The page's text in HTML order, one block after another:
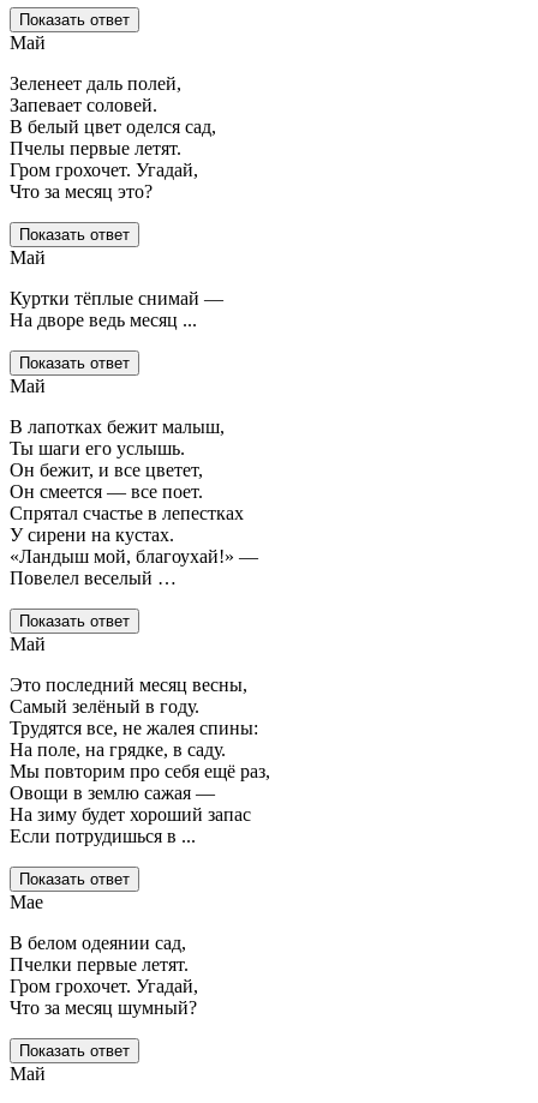
Показать ответ
Май
Зеленеет даль полей,
Запевает соловей.
В белый цвет оделся сад,
Пчелы первые летят.
Гром грохочет. Угадай,
Что за месяц это?
Показать ответ
Май
Куртки тёплые снимай —
На дворе ведь месяц ...
Показать ответ
Май
В лапотках бежит малыш,
Ты шаги его услышь.
Он бежит, и все цветет,
Он смеется — все поет.
Спрятал счастье в лепестках
У сирени на кустах.
«Ландыш мой, благоухай!» —
Повелел веселый …
Показать ответ
Май
Это последний месяц весны,
Самый зелёный в году.
Трудятся все, не жалея спины:
На поле, на грядке, в саду.
Мы повторим про себя ещё раз,
Овощи в землю сажая —
На зиму будет хороший запас
Если потрудишься в ...
Показать ответ
Мае
В белом одеянии сад,
Пчелки первые летят.
Гром грохочет. Угадай,
Что за месяц шумный?
Показать ответ
Май